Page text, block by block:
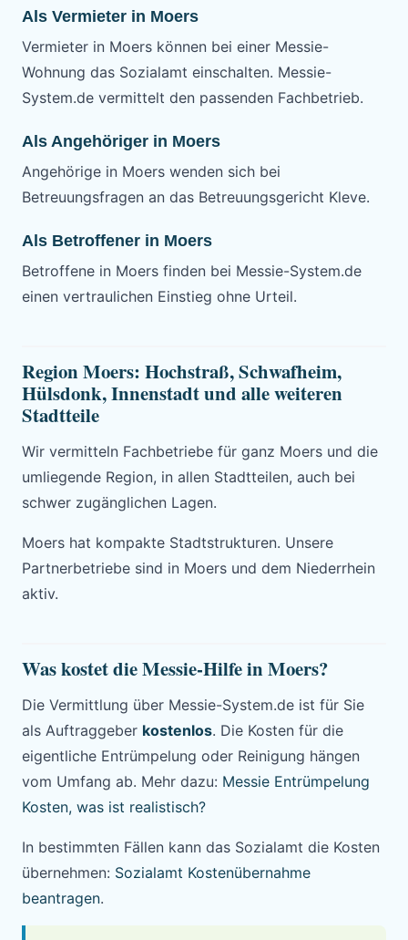
Als Vermieter in Moers
Vermieter in Moers können bei einer Messie-
Wohnung das Sozialamt einschalten. Messie-
System.de vermittelt den passenden Fachbetrieb.
Als Angehöriger in Moers
Angehörige in Moers wenden sich bei
Betreuungsfragen an das Betreuungsgericht Kleve.
Als Betroffener in Moers
Betroffene in Moers finden bei Messie-System.de
einen vertraulichen Einstieg ohne Urteil.
Region Moers: Hochstraß, Schwafheim,
Hülsdonk, Innenstadt und alle weiteren
Stadtteile
Wir vermitteln Fachbetriebe für ganz Moers und die
umliegende Region, in allen Stadtteilen, auch bei
schwer zugänglichen Lagen.
Moers hat kompakte Stadtstrukturen. Unsere
Partnerbetriebe sind in Moers und dem Niederrhein
aktiv.
Was kostet die Messie-Hilfe in Moers?
Die Vermittlung über Messie-System.de ist für Sie
als Auftraggeber kostenlos. Die Kosten für die
eigentliche Entrümpelung oder Reinigung hängen
vom Umfang ab. Mehr dazu: Messie Entrümpelung
Kosten, was ist realistisch?
In bestimmten Fällen kann das Sozialamt die Kosten
übernehmen: Sozialamt Kostenübernahme
beantragen.